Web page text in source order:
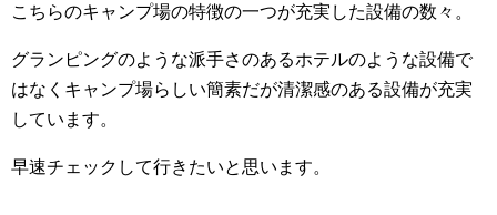
こちらのキャンプ場の特徴の一つが充実した設備の数々。
グランピングのような派手さのあるホテルのような設備で
はなくキャンプ場らしい簡素だが清潔感のある設備が充実
しています。
早速チェックして行きたいと思います。